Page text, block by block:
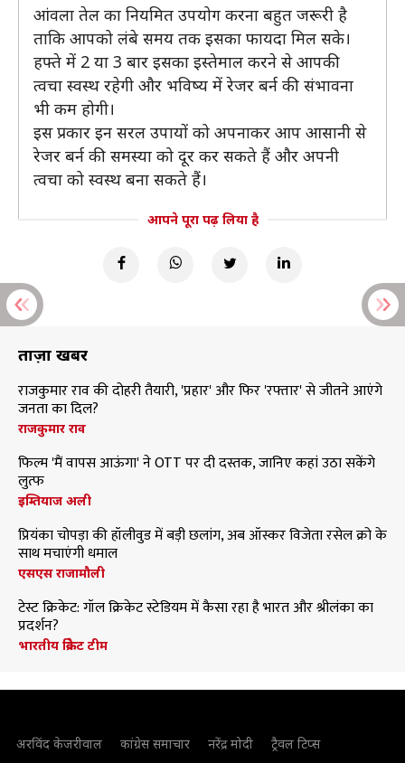
आंवला तेल का नियमित उपयोग करना बहुत जरूरी है
ताकि आपको लंबे समय तक इसका फायदा मिल सके।
हफ्ते में 2 या 3 बार इसका इस्तेमाल करने से आपकी
त्वचा स्वस्थ रहेगी और भविष्य में रेजर बर्न की संभावना
भी कम होगी।
इस प्रकार इन सरल उपायों को अपनाकर आप आसानी से
रेजर बर्न की समस्या को दूर कर सकते हैं और अपनी
त्वचा को स्वस्थ बना सकते हैं।
आपने पूरा पढ़ लिया है
ताज़ा खबरें
राजकुमार राव की दोहरी तैयारी, 'प्रहार' और फिर 'रफ्तार' से जीतने आएंगे
जनता का दिल?
राजकुमार राव
फिल्म 'मैं वापस आऊंगा' ने OTT पर दी दस्तक, जानिए कहां उठा सकेंगे
लुत्फ
इम्तियाज अली
प्रियंका चोपड़ा की हॉलीवुड में बड़ी छलांग, अब ऑस्कर विजेता रसेल क्रो के
साथ मचाएंगी धमाल
एसएस राजामौली
टेस्ट क्रिकेट: गॉल क्रिकेट स्टेडियम में कैसा रहा है भारत और श्रीलंका का
प्रदर्शन?
भारतीय क्रिकेट टीम
अरविंद केजरीवाल कांग्रेस समाचार नरेंद्र मोदी ट्रैवल टिप्स